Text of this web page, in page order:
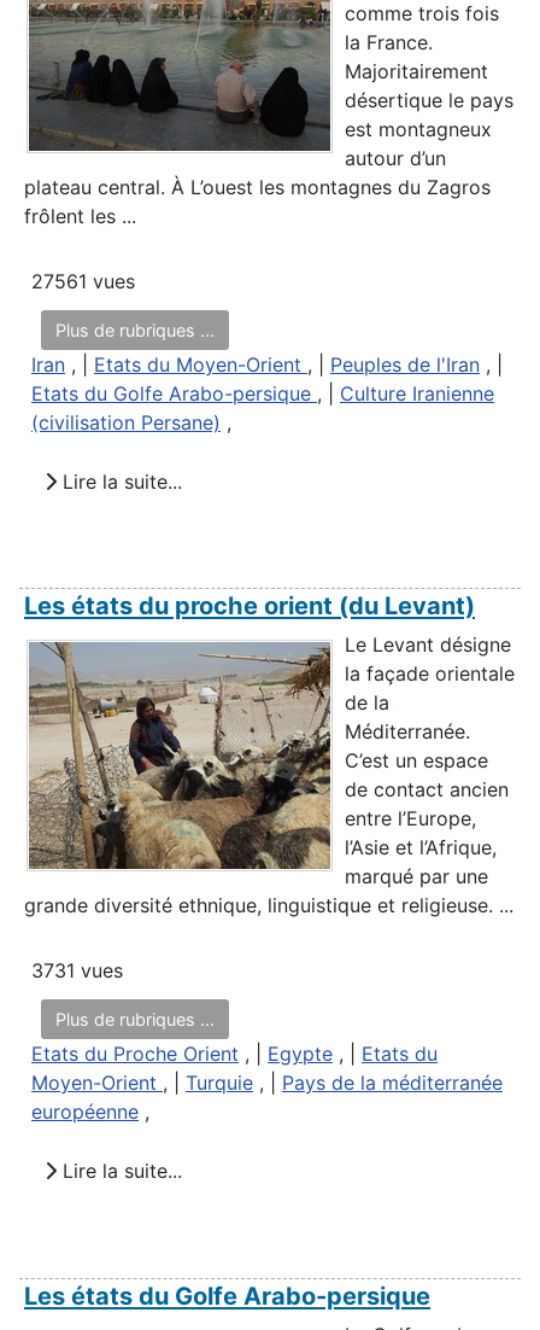
comme trois fois
la France.
Majoritairement
désertique le pays
est montagneux
autour d’un
plateau central. À L’ouest les montagnes du Zagros
frôlent les ...
27561 vues
Plus de rubriques ...
Iran , | Etats du Moyen-Orient , | Peuples de l'Iran , |
Etats du Golfe Arabo-persique , | Culture Iranienne
(civilisation Persane) ,
Lire la suite...
Les états du proche orient (du Levant)
Le Levant désigne
la façade orientale
de la
Méditerranée.
C’est un espace
de contact ancien
entre l’Europe,
l’Asie et l’Afrique,
marqué par une
grande diversité ethnique, linguistique et religieuse. ...
3731 vues
Plus de rubriques ...
Etats du Proche Orient , | Egypte , | Etats du
Moyen-Orient , | Turquie , | Pays de la méditerranée
européenne ,
Lire la suite...
Les états du Golfe Arabo-persique